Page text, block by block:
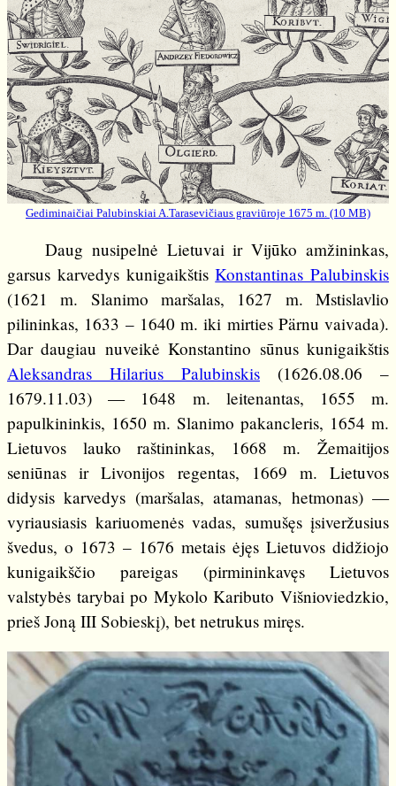
Gediminaičiai Palubinskiai A.Tarasevičiaus graviūroje 1675 m. (10 MB)
Daug nusipelnė Lietuvai ir Vijūko amžininkas,
garsus karvedys kunigaikštisKonstantinas Palubinskis
(1621 m. Slanimo maršalas, 1627 m. Mstislavlio
pilininkas, 1633 – 1640 m. iki mirties Pärnu vaivada).
Dar daugiau nuveikė Konstantino sūnus kunigaikštis
Aleksandras Hilarius Palubinskis (1626.08.06 –
1679.11.03) — 1648 m. leitenantas, 1655 m.
papulkininkis, 1650 m. Slanimo pakancleris, 1654 m.
Lietuvos lauko raštininkas, 1668 m. Žemaitijos
seniūnas ir Livonijos regentas, 1669 m. Lietuvos
didysis karvedys (maršalas, atamanas, hetmonas) —
vyriausiasis kariuomenės vadas, sumušęs įsiveržusius
švedus, o 1673 – 1676 metais ėjęs Lietuvos didžiojo
kunigaikščio pareigas (pirmininkavęs Lietuvos
valstybės tarybai po Mykolo Kaributo Višnioviedzkio,
prieš Joną III Sobieskį), bet netrukus miręs.